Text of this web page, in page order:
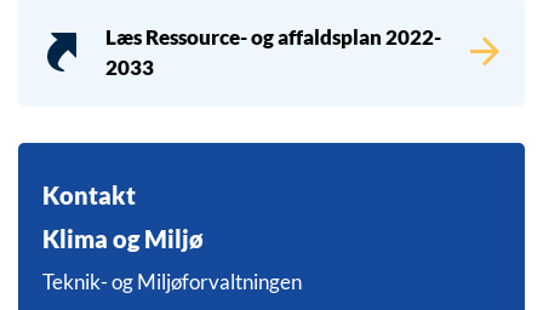
Læs Ressource- og affaldsplan 2022-
2033
Kontakt
Klima og Miljø
Teknik- og Miljøforvaltningen